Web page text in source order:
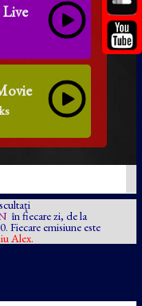
în fiecare zi, de la
Fiecare emisiune este
Alex.